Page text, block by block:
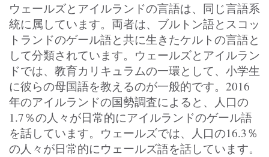
ウェールズとアイルランドの言語は、同じ言語系
統に属しています。両者は、ブルトン語とスコッ
トランドのゲール語と共に生きたケルトの言語と
して分類されています。ウェールズとアイルラン
ドでは、教育カリキュラムの一環として、小学生
に彼らの母国語を教えるのが一般的です。2016
年のアイルランドの国勢調査によると、人口の
1.7％の人々が日常的にアイルランドのゲール語
を話しています。ウェールズでは、人口の16.3％
の人々が日常的にウェールズ語を話しています。